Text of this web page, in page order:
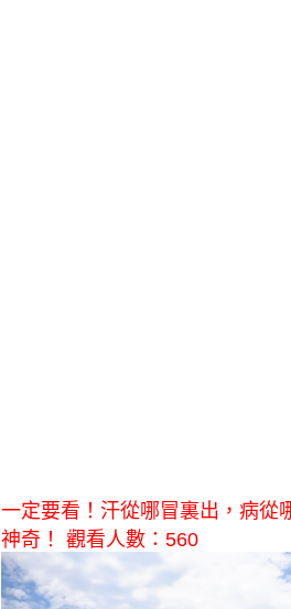
一定要看！汗從哪冒裏出，病從
神奇！ 觀看人數：560